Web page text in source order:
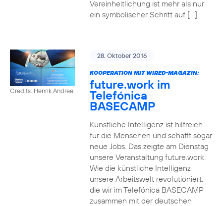
Vereinheitlichung ist mehr als nur
ein symbolischer Schritt auf […]
Credits: Henrik Andree
28. Oktober 2016
KOOPERATION MIT WIRED-MAGAZIN:
future.work im
Telefónica
BASECAMP
Künstliche Intelligenz ist hilfreich
für die Menschen und schafft sogar
neue Jobs. Das zeigte am Dienstag
unsere Veranstaltung future.work:
Wie die künstliche Intelligenz
unsere Arbeitswelt revolutioniert,
die wir im Telefónica BASECAMP
zusammen mit der deutschen